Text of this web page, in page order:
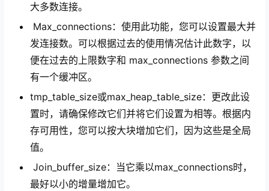
大多数连接。
Max_connections：使用此功能，您可以设置最大并
发连接数。可以根据过去的使用情况估计此数字，以
便在过去的上限数字和 max_connections 参数之间
有一个缓冲区。
tmp_table_size或max_heap_table_size：更改此设
置时，请确保修改它们并将它们设置为相等。根据内
存可用性，您可以按大块增加它们，因为这些是全局
值。
Join_buffer_size：当它乘以max_connections时，
最好以小的增量增加它。